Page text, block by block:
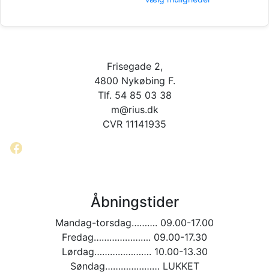
Mulighederne
på
varesiden
flere
Frisegade 2,
4800 Nykøbing F.
Tlf. 54 85 03 38
m@rius.dk
CVR 11141935
Facebook
Åbningstider
Mandag-torsdag………. 09.00-17.00
Fredag…………………. 09.00-17.30
Lørdag…………………. 10.00-13.30
Søndag………………… LUKKET